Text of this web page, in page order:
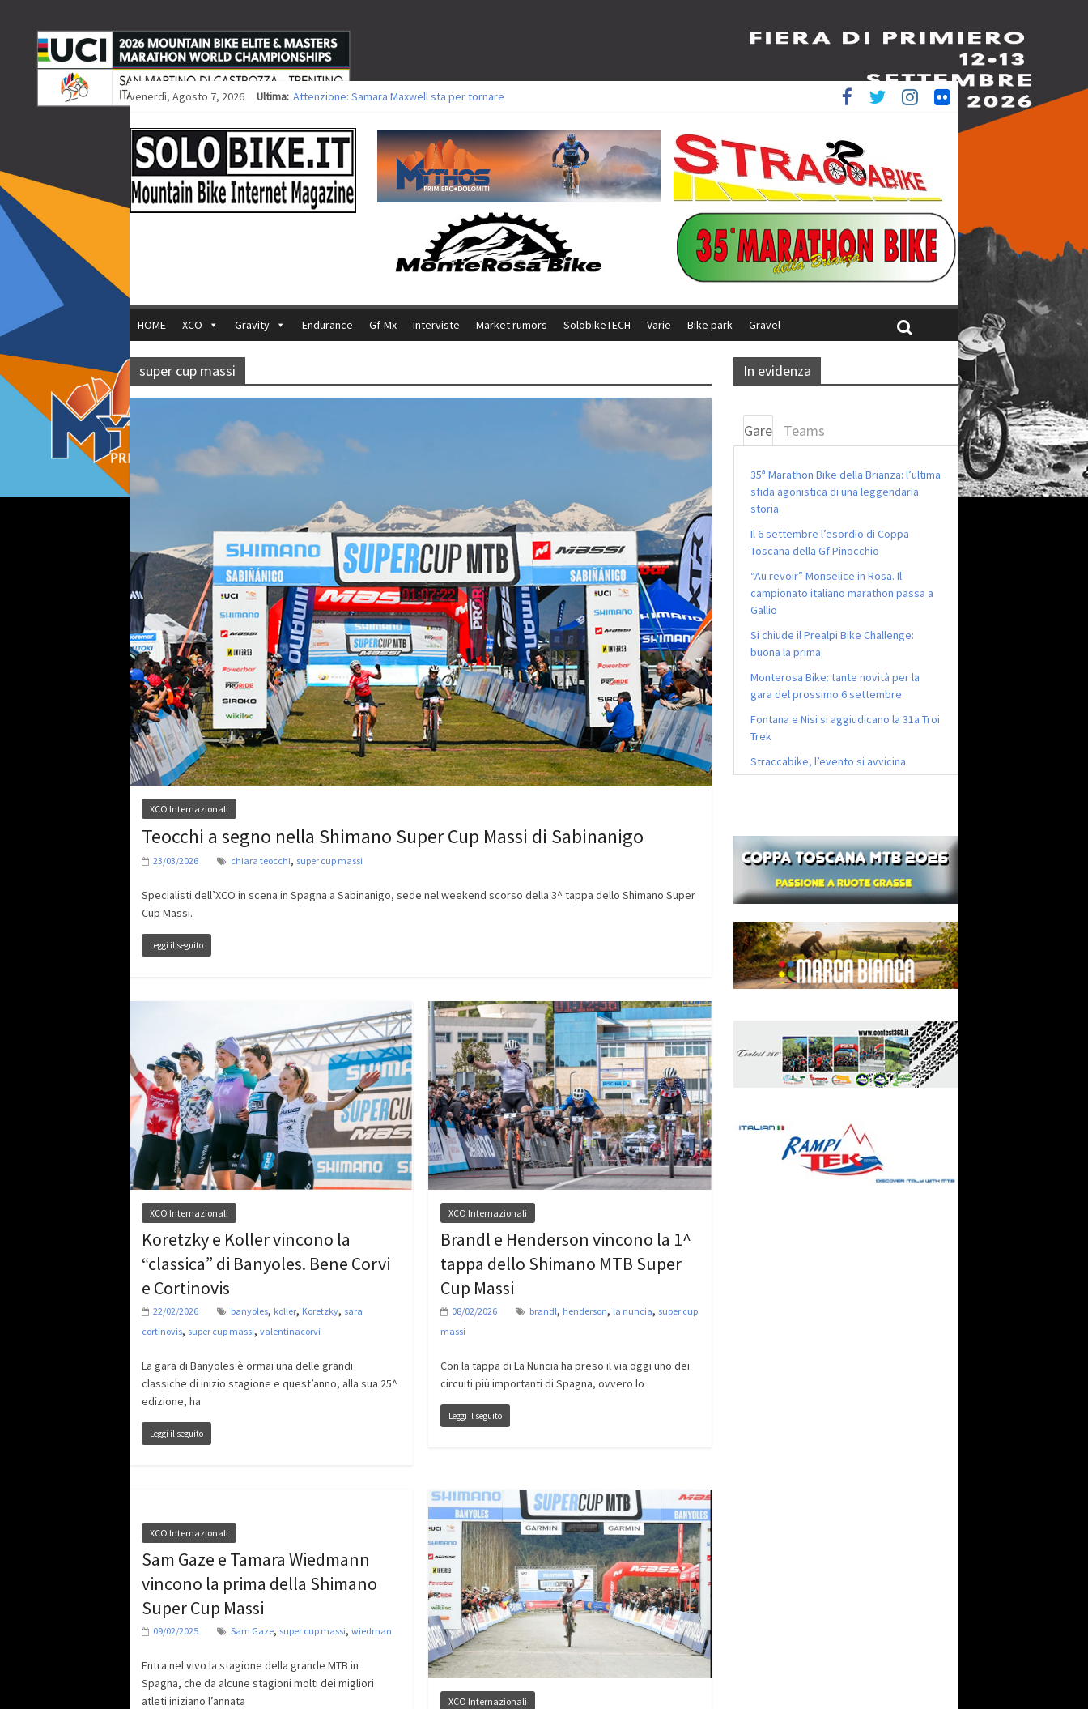
venerdì, Agosto 7, 2026 Ultima: Attenzione: Samara Maxwell sta per tornare
Europei XCO: vittorie per Ghibaudo, Grossmann e Gallis. Signorelli 5^ la migliore tra gli italiani
35ª Marathon Bike della Brianza: l’ultima sfida agonistica di una leggendaria storia
Europei MTB: il Team Relay firma il secondo argento azzurro a Monteceneri
HOME XCO Gravity Endurance Gf-Mx Interviste Market rumors SolobikeTECH Varie Bike park Gravel
super cup massi
XCO Internazionali
Teocchi a segno nella Shimano Super Cup Massi di Sabinanigo
23/03/2026 chiara teocchi, super cup massi
Specialisti dell’XCO in scena in Spagna a Sabinanigo, sede nel weekend scorso della 3^ tappa dello Shimano Super
Cup Massi.
Leggi il seguito
XCO Internazionali
Koretzky e Koller vincono la
“classica” di Banyoles. Bene Corvi
e Cortinovis
22/02/2026 banyoles, koller, Koretzky, sara
cortinovis, super cup massi, valentinacorvi
La gara di Banyoles è ormai una delle grandi
classiche di inizio stagione e quest’anno, alla sua 25^
edizione, ha
Leggi il seguito
XCO Internazionali
Brandl e Henderson vincono la 1^
tappa dello Shimano MTB Super
Cup Massi
08/02/2026 brandl, henderson, la nuncia, super cup
massi
Con la tappa di La Nuncia ha preso il via oggi uno dei
circuiti più importanti di Spagna, ovvero lo
Leggi il seguito
XCO Internazionali
Sam Gaze e Tamara Wiedmann
vincono la prima della Shimano
Super Cup Massi
09/02/2025 Sam Gaze, super cup massi, wiedman
Entra nel vivo la stagione della grande MTB in
Spagna, che da alcune stagioni molti dei migliori
atleti iniziano l’annata
XCO Internazionali
In evidenza
Gare Teams
35ª Marathon Bike della Brianza: l’ultima
sfida agonistica di una leggendaria
storia
Il 6 settembre l’esordio di Coppa
Toscana della Gf Pinocchio
“Au revoir” Monselice in Rosa. Il
campionato italiano marathon passa a
Gallio
Si chiude il Prealpi Bike Challenge:
buona la prima
Monterosa Bike: tante novità per la
gara del prossimo 6 settembre
Fontana e Nisi si aggiudicano la 31a Troi
Trek
Straccabike, l’evento si avvicina